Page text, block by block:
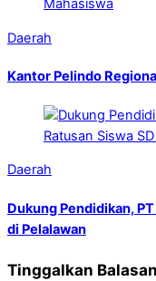
Daerah
Kantor Pelindo
Daerah
Dukung Pendidikan,
di Pelalawan
Tinggalkan Balasan